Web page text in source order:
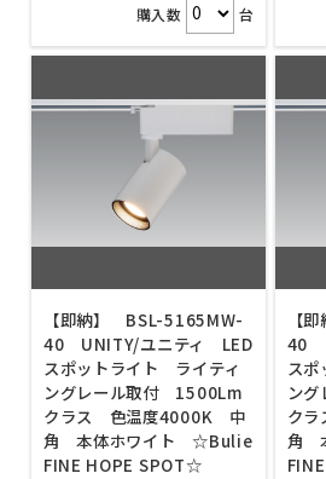
購入数 台
【即納】 BSL-5165MW-
40 UNITY/ユニティ LED
スポットライト ライティ
ングレール取付 1500Lm
クラス 色温度4000K 中
角 本体ホワイト ☆Bulie
FINE HOPE SPOT☆
【
40
ス
ン
ク
角